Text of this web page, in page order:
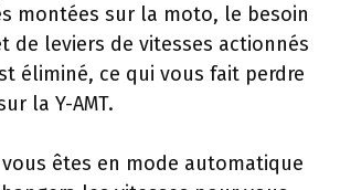
montées sur la moto, le besoin
de leviers de vitesses actionnés
éliminé, ce qui vous fait perdre
la Y-AMT.
êtes en mode automatique